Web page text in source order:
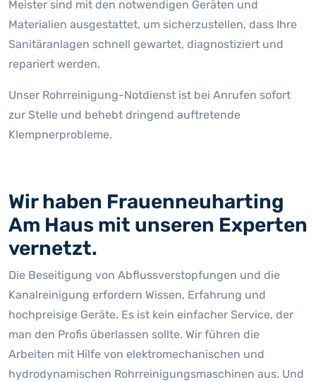
Meister sind mit den notwendigen Geräten und
Materialien ausgestattet, um sicherzustellen, dass Ihre
Sanitäranlagen schnell gewartet, diagnostiziert und
repariert werden.
Unser Rohrreinigung-Notdienst ist bei Anrufen sofort
zur Stelle und behebt dringend auftretende
Klempnerprobleme.
Wir haben Frauenneuharting
Am Haus mit unseren Experten
vernetzt.
Die Beseitigung von Abflussverstopfungen und die
Kanalreinigung erfordern Wissen, Erfahrung und
hochpreisige Geräte. Es ist kein einfacher Service, der
man den Profis überlassen sollte. Wir führen die
Arbeiten mit Hilfe von elektromechanischen und
hydrodynamischen Rohrreinigungsmaschinen aus. Und